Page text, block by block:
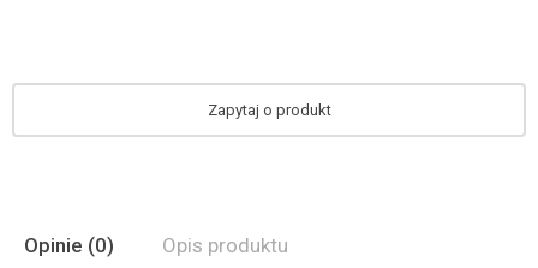
Zapytaj o produkt
Opinie (0) Opis produktu